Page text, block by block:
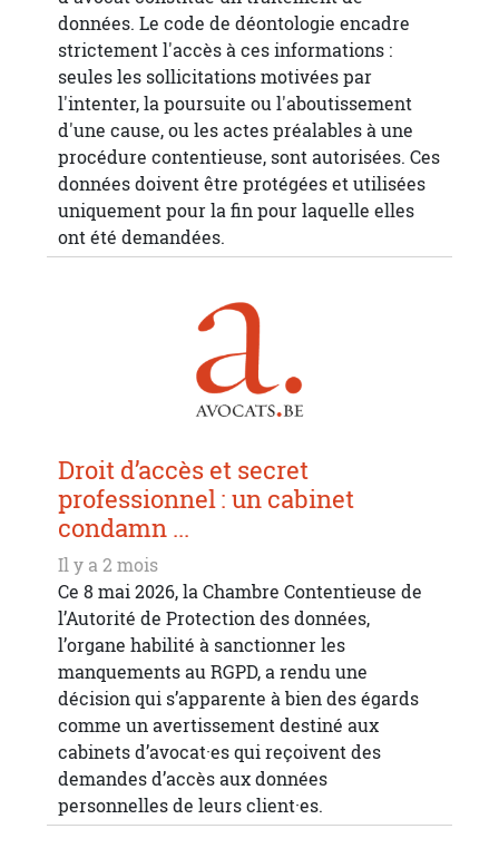
données. Le code de déontologie encadre
strictement l'accès à ces informations :
seules les sollicitations motivées par
l'intenter, la poursuite ou l'aboutissement
d'une cause, ou les actes préalables à une
procédure contentieuse, sont autorisées. Ces
données doivent être protégées et utilisées
uniquement pour la fin pour laquelle elles
ont été demandées.
Droit d’accès et secret
professionnel : un cabinet
condamn ...
Il y a 2 mois
Ce 8 mai 2026, la Chambre Contentieuse de
l’Autorité de Protection des données,
l’organe habilité à sanctionner les
manquements au RGPD, a rendu une
décision qui s’apparente à bien des égards
comme un avertissement destiné aux
cabinets d’avocat·es qui reçoivent des
demandes d’accès aux données
personnelles de leurs client·es.